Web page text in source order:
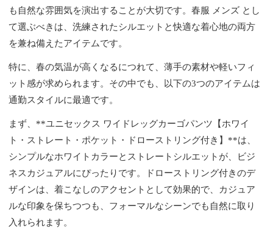
も自然な雰囲気を演出することが大切です。春服 メンズ とし
て選ぶべきは、洗練されたシルエットと快適な着心地の両方
を兼ね備えたアイテムです。
特に、春の気温が高くなるにつれて、薄手の素材や軽いフィ
ット感が求められます。その中でも、以下の3つのアイテムは
通勤スタイルに最適です。
まず、**ユニセックス ワイドレッグカーゴパンツ【ホワイ
ト・ストレート・ポケット・ドローストリング付き】**は、
シンプルなホワイトカラーとストレートシルエットが、ビジ
ネスカジュアルにぴったりです。ドローストリング付きのデ
ザインは、着こなしのアクセントとして効果的で、カジュア
ルな印象を保ちつつも、フォーマルなシーンでも自然に取り
入れられます。